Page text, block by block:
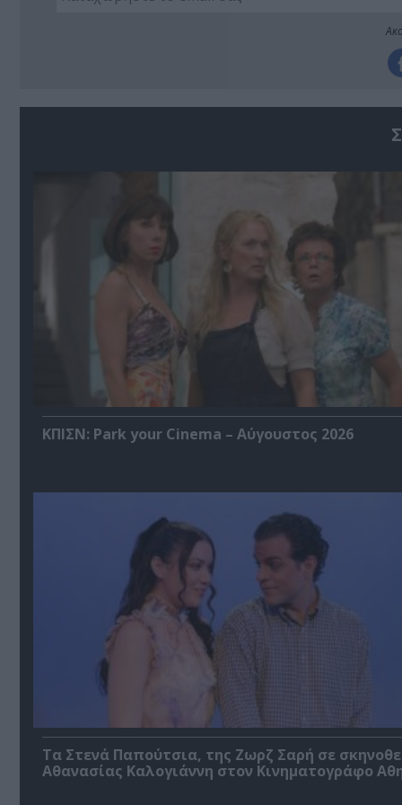
ΚΠΙΣΝ: Park your Cinema – Αύγουστος 2026
Τα Στενά Παπούτσια, της Ζωρζ Σαρή σε
Αθανασίας Καλογιάννη στον Κινηματογράφο